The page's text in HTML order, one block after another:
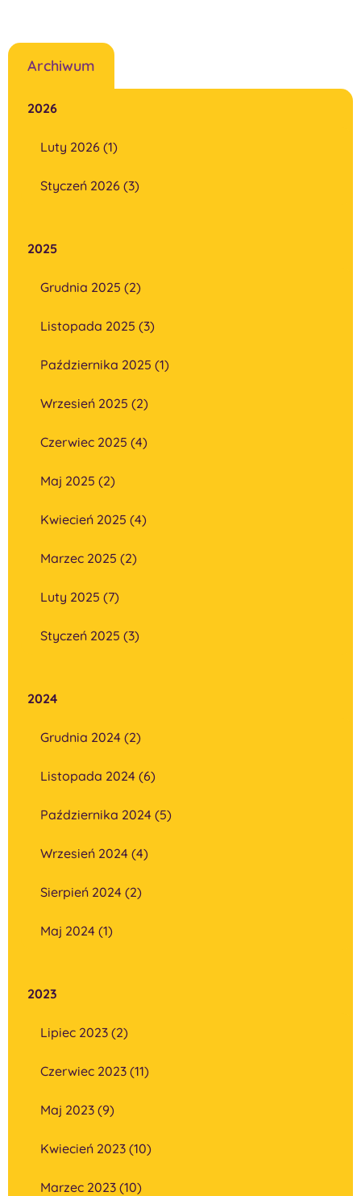
Archiwum
2026
Luty 2026 (1)
Styczeń 2026 (3)
2025
Grudnia 2025 (2)
Listopada 2025 (3)
Października 2025 (1)
Wrzesień 2025 (2)
Czerwiec 2025 (4)
Maj 2025 (2)
Kwiecień 2025 (4)
Marzec 2025 (2)
Luty 2025 (7)
Styczeń 2025 (3)
2024
Grudnia 2024 (2)
Listopada 2024 (6)
Października 2024 (5)
Wrzesień 2024 (4)
Sierpień 2024 (2)
Maj 2024 (1)
2023
Lipiec 2023 (2)
Czerwiec 2023 (11)
Maj 2023 (9)
Kwiecień 2023 (10)
Marzec 2023 (10)